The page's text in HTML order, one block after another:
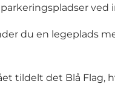
du en legeplads
tildelt det Blå Flag,